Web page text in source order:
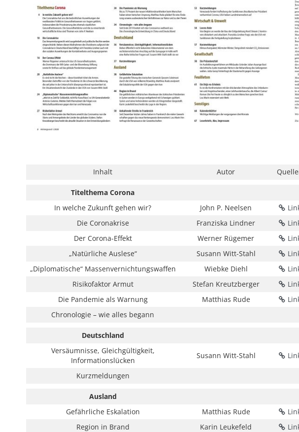
Inhalt Autor
Titelthema Corona
In welche Zukunft gehen wir?
John P. Neelsen
Die Coronakrise
Franziska Lindner
Der Corona-Effekt
Werner Rügemer
„Natürliche Auslese“
Susann Witt-Stahl
„Diplomatische“ Massenvernichtungswaffen
Wiebke Diehl
Risikofaktor Armut
Stefan Kreutzberger
Die Pandemie als Warnung
Matthias Rude
Chronologie – wie alles begann
Deutschland
Versäumnisse, Gleichgültigkeit,
Informationslücken
Susann Witt-Stahl
Kurzmeldungen
Ausland
Gefährliche Eskalation
Matthias Rude
Region in Brand
Karin Leukefeld